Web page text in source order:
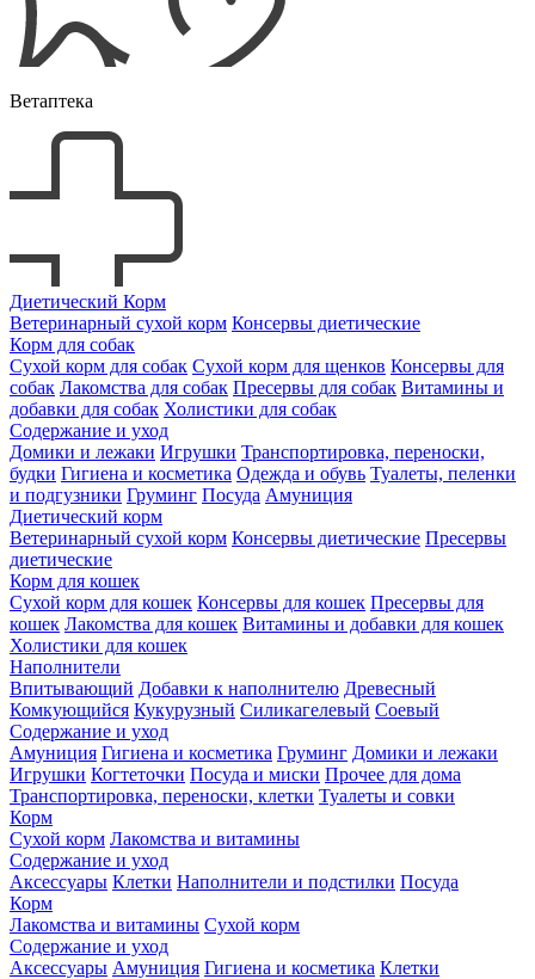
Ветаптека
Диетический Корм
Ветеринарный сухой корм Консервы диетические
Корм для собак
Сухой корм для собак Сухой корм для щенков Консервы для
собак Лакомства для собак Пресервы для собак Витамины и
добавки для собак Холистики для собак
Содержание и уход
Домики и лежаки Игрушки Транспортировка, переноски,
будки Гигиена и косметика Одежда и обувь Туалеты, пеленки
и подгузники Груминг Посуда Амуниция
Диетический корм
Ветеринарный сухой корм Консервы диетические Пресервы
диетические
Корм для кошек
Сухой корм для кошек Консервы для кошек Пресервы для
кошек Лакомства для кошек Витамины и добавки для кошек
Холистики для кошек
Наполнители
Впитывающий Добавки к наполнителю Древесный
Комкующийся Кукурузный Силикагелевый Соевый
Содержание и уход
Амуниция Гигиена и косметика Груминг Домики и лежаки
Игрушки Когтеточки Посуда и миски Прочее для дома
Транспортировка, переноски, клетки Туалеты и совки
Корм
Сухой корм Лакомства и витамины
Содержание и уход
Аксессуары Клетки Наполнители и подстилки Посуда
Корм
Лакомства и витамины Сухой корм
Содержание и уход
Аксессуары Амуниция Гигиена и косметика Клетки